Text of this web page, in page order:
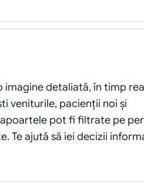
detaliată, în timp
veniturile, pacienții noi și
pot fi filtrate pe
Te ajută să iei decizii